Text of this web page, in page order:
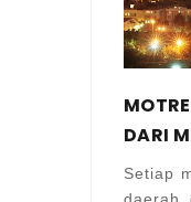
DARI
Setiap